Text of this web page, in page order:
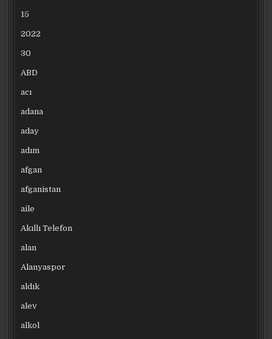
15
2022
30
ABD
acı
adana
aday
adım
afgan
afganistan
aile
Akıllı Telefon
alan
Alanyaspor
aldık
alev
alkol